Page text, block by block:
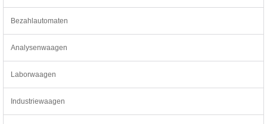
Bezahlautomaten
Analysenwaagen
Laborwaagen
Industriewaagen